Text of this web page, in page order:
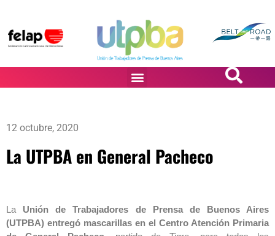
12 octubre, 2020
La UTPBA en General Pacheco
La Unión de Trabajadores de Prensa de Buenos Aires
(UTPBA) entregó mascarillas en el Centro Atención Primaria